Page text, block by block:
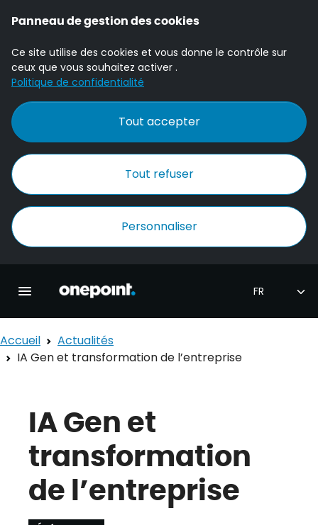
Panneau de gestion des cookies
Ce site utilise des cookies et vous donne le contrôle sur
ceux que vous souhaitez activer .
Politique de confidentialité
Tout accepter
Tout refuser
Personnaliser
Accueil Onepoint
Accueil
Actualités
IA Gen et transformation de l’entreprise
IA Gen et
transformation
de l’entreprise